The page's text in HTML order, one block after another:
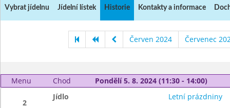
Vybrat jídelnu Jídelní lístek Historie Kontakty a informace
Červen 2024 Červenec
Menu Chod Pondělí 5. 8. 2024 (11:30 - 14:00)
2
Jídlo Letní prázdniny